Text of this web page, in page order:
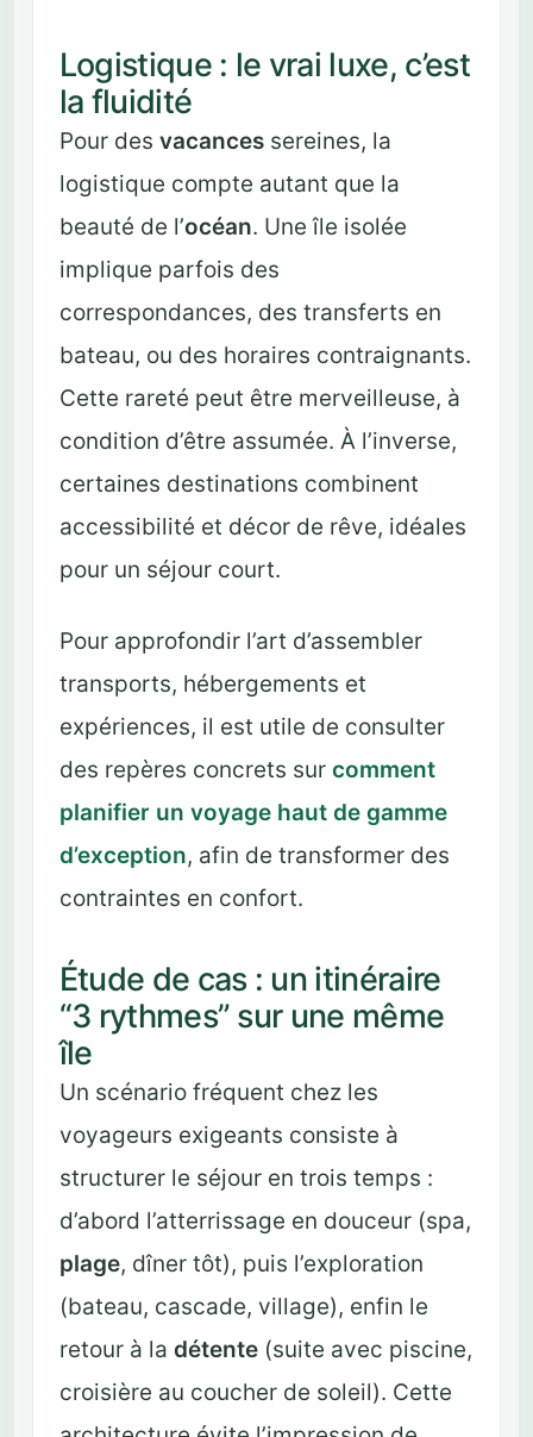
Logistique : le vrai luxe, c’est
la fluidité
Pour des vacancessereines, la
logistique compte autant que la
beauté de l’océan. Une île isolée
implique parfois des
correspondances, des transferts en
bateau, ou des horaires contraignants.
Cette rareté peut être merveilleuse, à
condition d’être assumée. À l’inverse,
certaines destinations combinent
accessibilité et décor de rêve, idéales
pour un séjour court.
Pour approfondir l’art d’assembler
transports, hébergements et
expériences, il est utile de consulter
des repères concrets sur comment
planifier un voyage haut de gamme
d’exception, afin de transformer des
contraintes en confort.
Étude de cas : un itinéraire
“3 rythmes” sur une même
île
Un scénario fréquent chez les
voyageurs exigeants consiste à
structurer le séjour en trois temps :
d’abord l’atterrissage en douceur (spa,
plage, dîner tôt), puis l’exploration
(bateau, cascade, village), enfin le
retour à la détente(suite avec piscine,
croisière au coucher de soleil). Cette